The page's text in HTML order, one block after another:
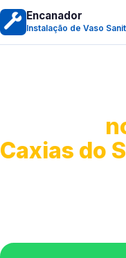
Encanador
Instalação de Vaso
Caxias do